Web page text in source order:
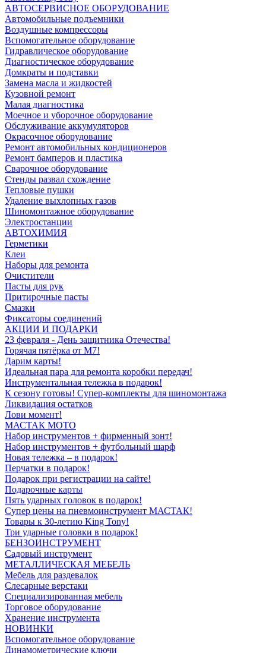
АВТОСЕРВИСНОЕ ОБОРУДОВАНИЕ
Автомобильные подъемники
Воздушные компрессоры
Вспомогательное оборудование
Гидравлическое оборудование
Диагностическое оборудование
Домкраты и подставки
Замена масла и жидкостей
Кузовной ремонт
Малая диагностика
Моечное и уборочное оборудование
Обслуживание аккумуляторов
Окрасочное оборудование
Ремонт автомобильных кондиционеров
Ремонт бамперов и пластика
Сварочное оборудование
Стенды развал схождение
Тепловые пушки
Удаление выхлопных газов
Шиномонтажное оборудование
Электростанции
АВТОХИМИЯ
Герметики
Клеи
Наборы для ремонта
Очистители
Пасты для рук
Притирочные пасты
Смазки
Фиксаторы соединений
АКЦИИ И ПОДАРКИ
23 февраля - День защитника Отечества!
Горячая пятёрка от M7!
Дарим карты!
Идеальная пара для ремонта коробки передач!
Инструментальная тележка в подарок!
К сезону готовы! Супер-комплекты для шиномонтажа
Ликвидация остатков
Лови момент!
МАСТАК МОТО
Набор инструментов + фирменный зонт!
Набор инструментов + футбольный шарф
Новая тележка – в подарок!
Перчатки в подарок!
Подарок при регистрации на сайте!
Подарочные карты
Пять ударных головок в подарок!
Супер цены на пневмоинструмент МАСТАК!
Товары к 30-летию King Tony!
Три ударные головки в подарок!
БЕНЗОИНСТРУМЕНТ
Садовый инструмент
МЕТАЛЛИЧЕСКАЯ МЕБЕЛЬ
Мебель для раздевалок
Слесарные верстаки
Специализированная мебель
Торговое оборудование
Хранение инструмента
НОВИНКИ
Вспомогательное оборудование
Динамометрические ключи